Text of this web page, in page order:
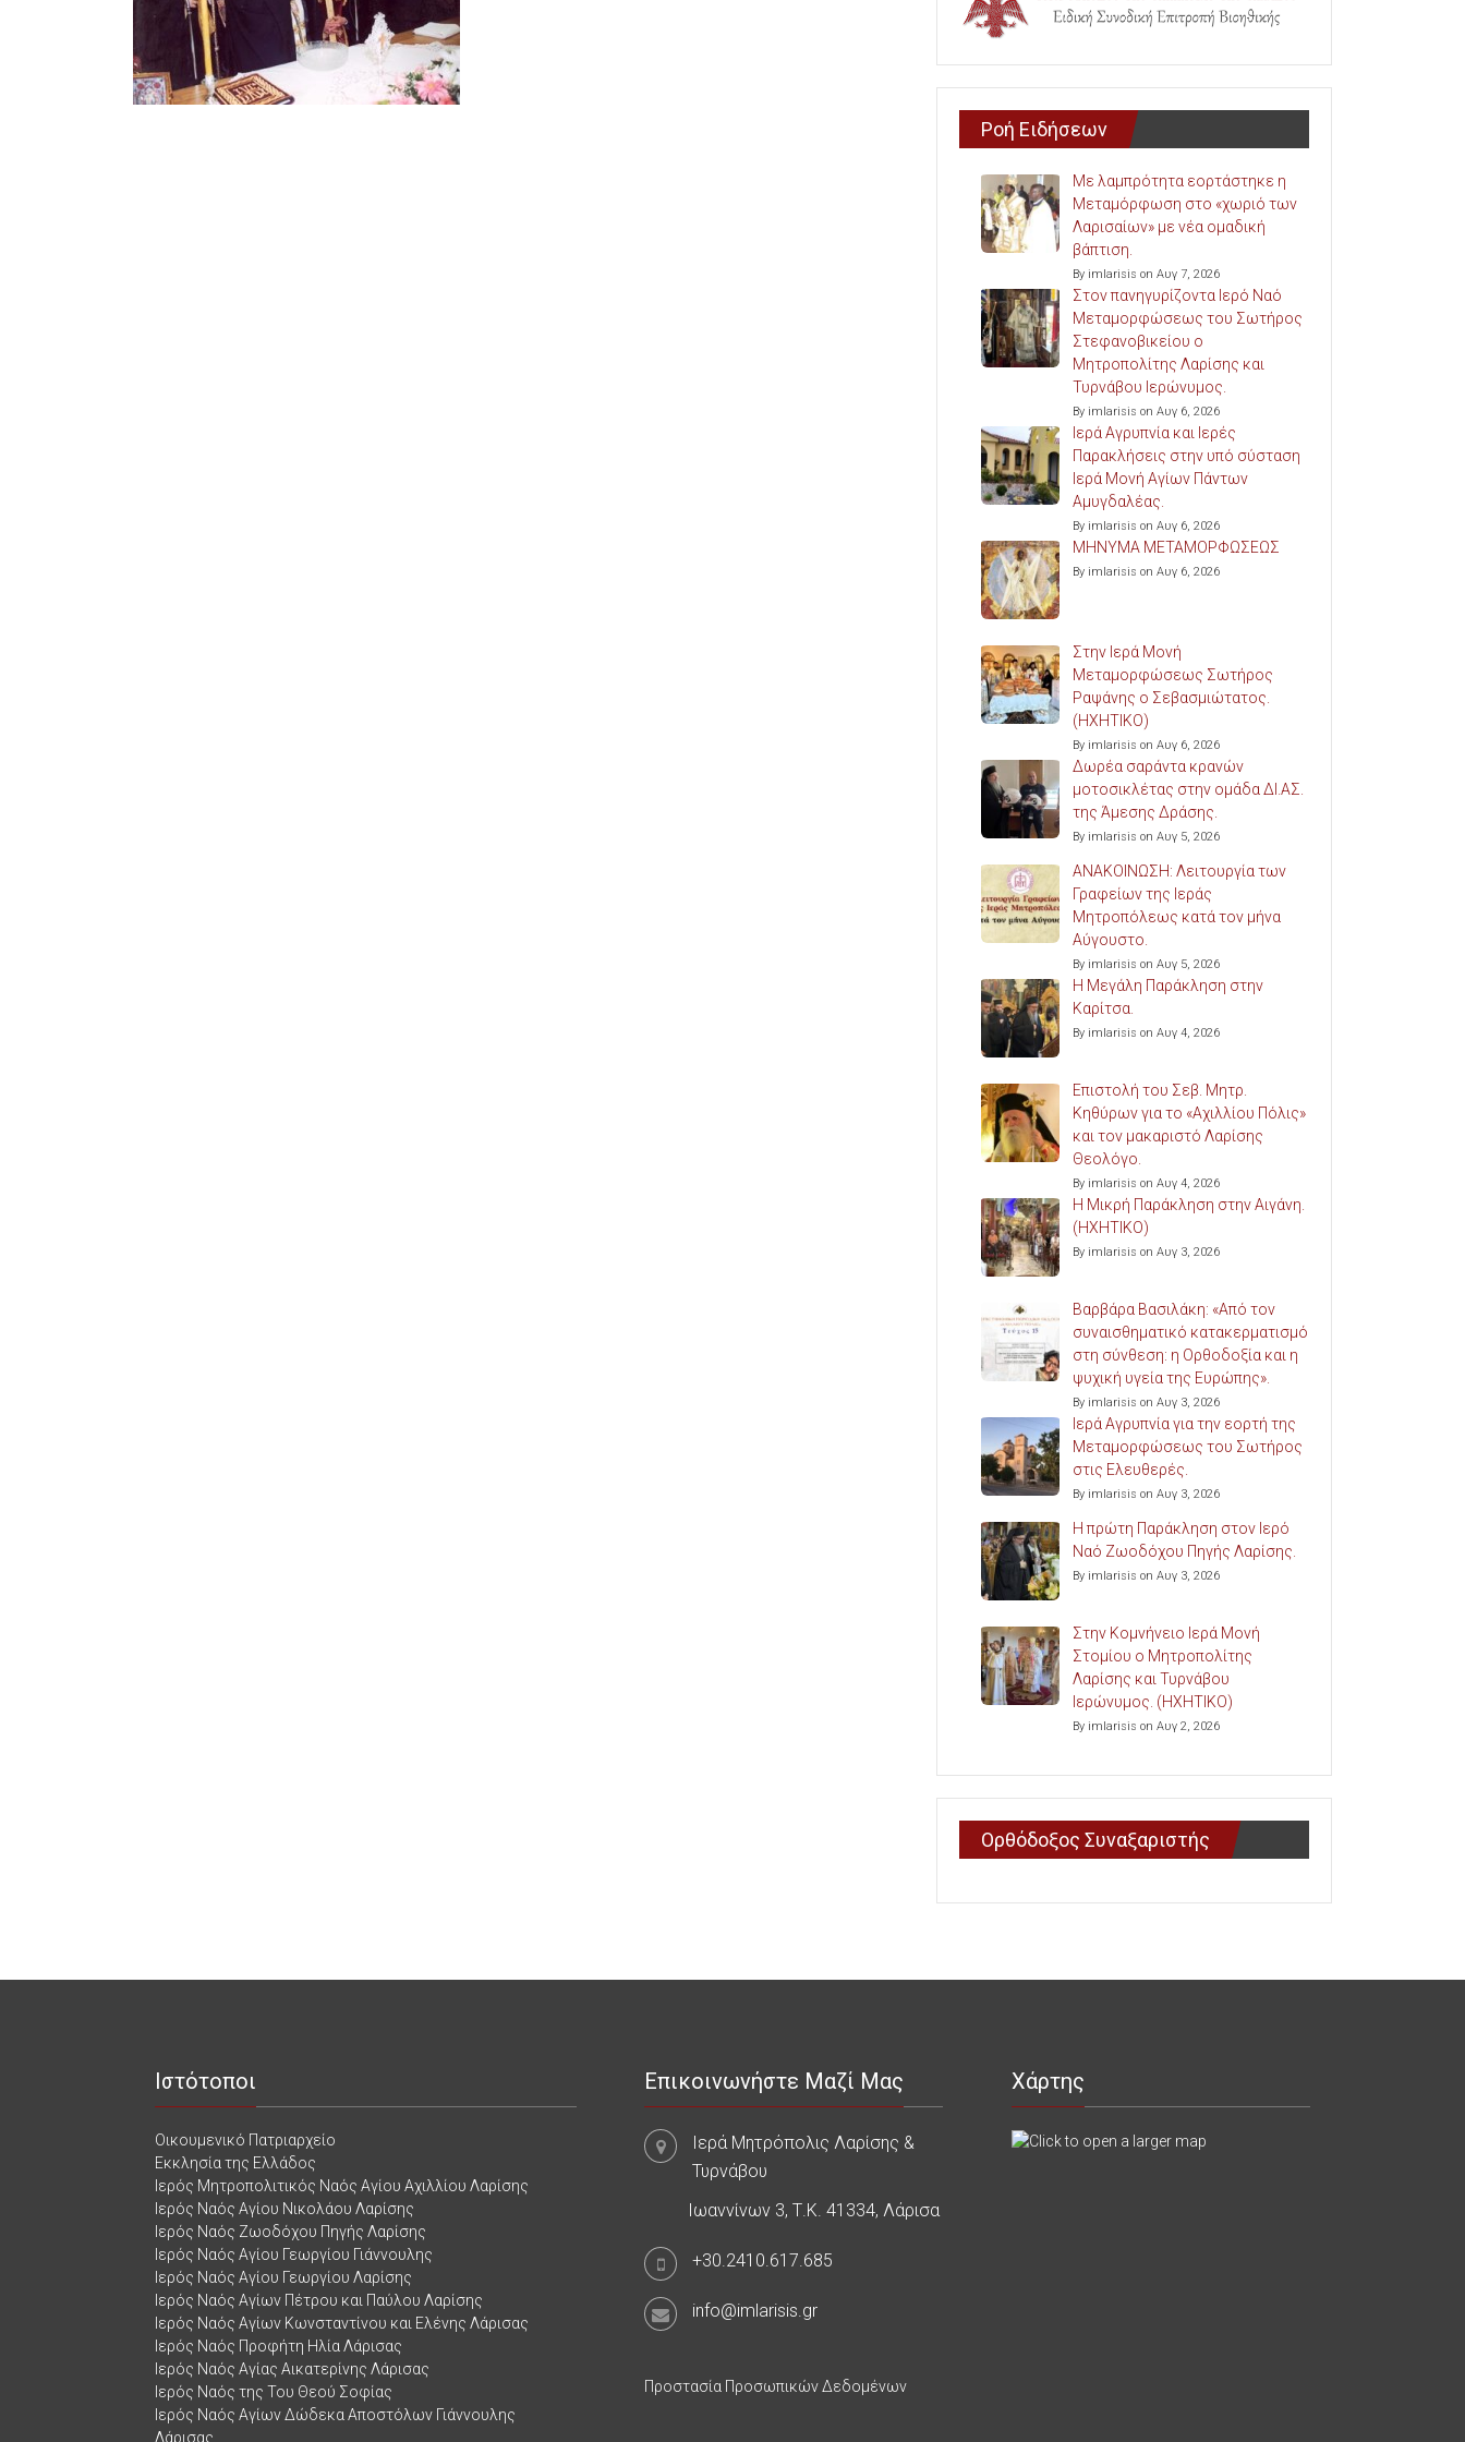
Ροή Ειδήσεων
Με λαμπρότητα εορτάστηκε η
Μεταμόρφωση στο «χωριό των
Λαρισαίων» με νέα ομαδική
βάπτιση.
By imlarisis on Αυγ 7, 2026
Στον πανηγυρίζοντα Ιερό Ναό
Μεταμορφώσεως του Σωτήρος
Στεφανοβικείου ο
Μητροπολίτης Λαρίσης και
Τυρνάβου Ιερώνυμος.
By imlarisis on Αυγ 6, 2026
Ιερά Αγρυπνία και Ιερές
Παρακλήσεις στην υπό σύσταση
Ιερά Μονή Αγίων Πάντων
Αμυγδαλέας.
By imlarisis on Αυγ 6, 2026
ΜΗΝΥΜΑ ΜΕΤΑΜΟΡΦΩΣΕΩΣ
By imlarisis on Αυγ 6, 2026
Στην Ιερά Μονή
Μεταμορφώσεως Σωτήρος
Ραψάνης ο Σεβασμιώτατος.
(ΗΧΗΤΙΚΟ)
By imlarisis on Αυγ 6, 2026
Δωρέα σαράντα κρανών
μοτοσικλέτας στην ομάδα ΔΙ.ΑΣ.
της Άμεσης Δράσης.
By imlarisis on Αυγ 5, 2026
ΑΝΑΚΟΙΝΩΣΗ: Λειτουργία των
Γραφείων της Ιεράς
Μητροπόλεως κατά τον μήνα
Αύγουστο.
By imlarisis on Αυγ 5, 2026
Η Μεγάλη Παράκληση στην
Καρίτσα.
By imlarisis on Αυγ 4, 2026
Επιστολή του Σεβ. Μητρ.
Κηθύρων για το «Αχιλλίου Πόλις»
και τον μακαριστό Λαρίσης
Θεολόγο.
By imlarisis on Αυγ 4, 2026
Η Μικρή Παράκληση στην Αιγάνη.
(ΗΧΗΤΙΚΟ)
By imlarisis on Αυγ 3, 2026
Βαρβάρα Βασιλάκη: «Από τον
συναισθηματικό κατακερματισμό
στη σύνθεση: η Ορθοδοξία και η
ψυχική υγεία της Ευρώπης».
By imlarisis on Αυγ 3, 2026
Ιερά Αγρυπνία για την εορτή της
Μεταμορφώσεως του Σωτήρος
στις Ελευθερές.
By imlarisis on Αυγ 3, 2026
Η πρώτη Παράκληση στον Ιερό
Ναό Ζωοδόχου Πηγής Λαρίσης.
By imlarisis on Αυγ 3, 2026
Στην Κομνήνειο Ιερά Μονή
Στομίου ο Μητροπολίτης
Λαρίσης και Τυρνάβου
Ιερώνυμος. (ΗΧΗΤΙΚΟ)
By imlarisis on Αυγ 2, 2026
Ορθόδοξος Συναξαριστής
Ιστότοποι
Οικουμενικό Πατριαρχείο
Εκκλησία της Ελλάδος
Ιερός Μητροπολιτικός Ναός Αγίου Αχιλλίου Λαρίσης
Ιερός Ναός Αγίου Νικολάου Λαρίσης
Ιερός Ναός Ζωοδόχου Πηγής Λαρίσης
Ιερός Ναός Αγίου Γεωργίου Γιάννουλης
Ιερός Ναός Αγίου Γεωργίου Λαρίσης
Ιερός Ναός Αγίων Πέτρου και Παύλου Λαρίσης
Ιερός Ναός Αγίων Κωνσταντίνου και Ελένης Λάρισας
Ιερός Ναός Προφήτη Ηλία Λάρισας
Ιερός Ναός Αγίας Αικατερίνης Λάρισας
Ιερός Ναός της Του Θεού Σοφίας
Ιερός Ναός Αγίων Δώδεκα Αποστόλων Γιάννουλης
Λάρισας
Επικοινωνήστε Μαζί Μας
Ιερά Μητρόπολις Λαρίσης &
Τυρνάβου
Ιωαννίνων 3, Τ.Κ. 41334, Λάρισα
+30.2410.617.685
info@imlarisis.gr
Προστασία Προσωπικών Δεδομένων
Χάρτης